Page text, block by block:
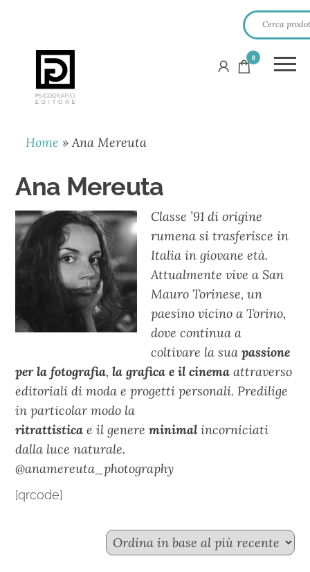
PSICOGRAFICI
EDITORE
0
Home »Ana Mereuta
Ana Mereuta
Classe ’91 di origine
rumena si trasferisce in
Italia in giovane età.
Attualmente vive a San
Mauro Torinese, un
paesino vicino a Torino,
dove continua a
coltivare la suapassione
per la fotografia,lagrafica e il cinema attraverso
editoriali di moda e progetti personali. Predilige
in particolar modo la
ritrattistica e il genereminimal incorniciati
dalla luce naturale.
@anamereuta_photography
[qrcode]